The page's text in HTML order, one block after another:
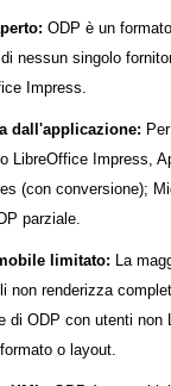
ODP è un
nessun singolo
Impress.
dall'applicazione:
LibreOffice Impress,
(con conversione);
parziale.
limitato: La
non renderizza
di ODP con utenti non
o layout.